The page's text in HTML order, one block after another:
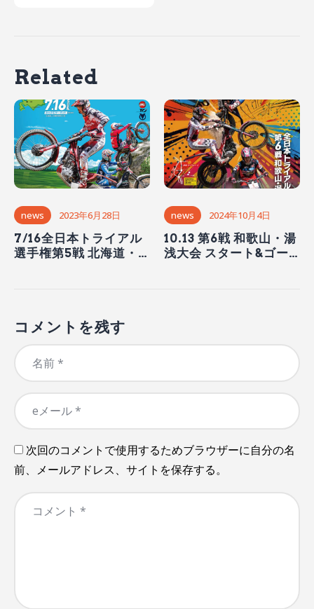
Related
news 2023年6月28日
7/16全日本トライアル
選手権第5戦 北海道・
news 2024年10月4日
10.13 第6戦 和歌山・湯
浅大会 スタート&ゴー
コメントを残す
次回のコメントで使用するためブラウザーに自分の名
前、メールアドレス、サイトを保存する。